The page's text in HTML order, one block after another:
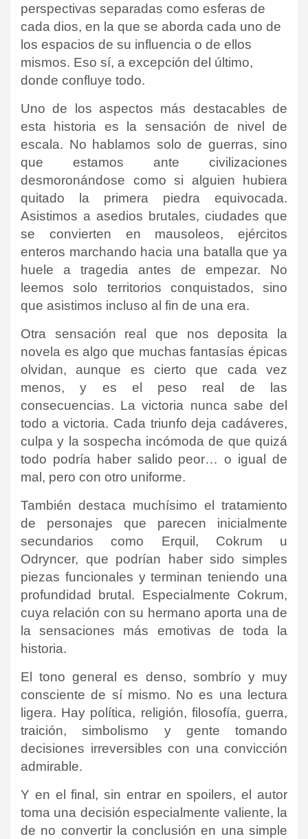
perspectivas separadas como esferas de
cada dios, en la que se aborda cada uno de
los espacios de su influencia o de ellos
mismos. Eso sí, a excepción del último,
donde confluye todo.
Uno de los aspectos más destacables de
esta historia es la sensación de nivel de
escala. No hablamos solo de guerras, sino
que estamos ante civilizaciones
desmoronándose como si alguien hubiera
quitado la primera piedra equivocada.
Asistimos a asedios brutales, ciudades que
se convierten en mausoleos, ejércitos
enteros marchando hacia una batalla que ya
huele a tragedia antes de empezar. No
leemos solo territorios conquistados, sino
que asistimos incluso al fin de una era.
Otra sensación real que nos deposita la
novela es algo que muchas fantasías épicas
olvidan, aunque es cierto que cada vez
menos, y es el peso real de las
consecuencias. La victoria nunca sabe del
todo a victoria. Cada triunfo deja cadáveres,
culpa y la sospecha incómoda de que quizá
todo podría haber salido peor… o igual de
mal, pero con otro uniforme.
También destaca muchísimo el tratamiento
de personajes que parecen inicialmente
secundarios como Erquil, Cokrum u
Odryncer, que podrían haber sido simples
piezas funcionales y terminan teniendo una
profundidad brutal. Especialmente Cokrum,
cuya relación con su hermano aporta una de
la sensaciones más emotivas de toda la
historia.
El tono general es denso, sombrío y muy
consciente de sí mismo. No es una lectura
ligera. Hay política, religión, filosofía, guerra,
traición, simbolismo y gente tomando
decisiones irreversibles con una convicción
admirable.
Y en el final, sin entrar en spoilers, el autor
toma una decisión especialmente valiente, la
de no convertir la conclusión en una simple